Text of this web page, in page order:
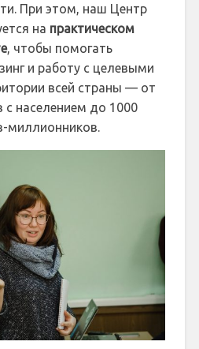
При этом, наш Центр
на практическом
, чтобы помогать
и работу с целевыми
всей страны — от
с населением до 1000
миллионников.